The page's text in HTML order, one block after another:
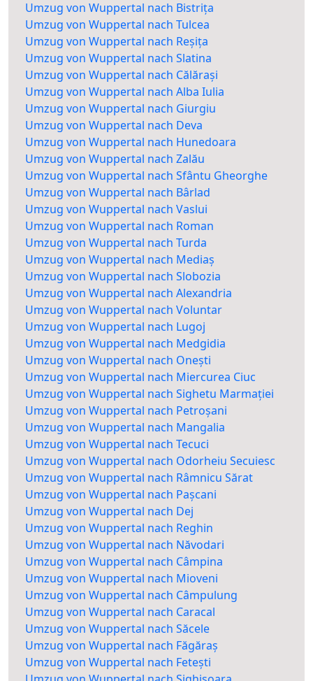
Umzug von Wuppertal nach Bistrița
Umzug von Wuppertal nach Tulcea
Umzug von Wuppertal nach Reșița
Umzug von Wuppertal nach Slatina
Umzug von Wuppertal nach Călărași
Umzug von Wuppertal nach Alba Iulia
Umzug von Wuppertal nach Giurgiu
Umzug von Wuppertal nach Deva
Umzug von Wuppertal nach Hunedoara
Umzug von Wuppertal nach Zalău
Umzug von Wuppertal nach Sfântu Gheorghe
Umzug von Wuppertal nach Bârlad
Umzug von Wuppertal nach Vaslui
Umzug von Wuppertal nach Roman
Umzug von Wuppertal nach Turda
Umzug von Wuppertal nach Mediaș
Umzug von Wuppertal nach Slobozia
Umzug von Wuppertal nach Alexandria
Umzug von Wuppertal nach Voluntar
Umzug von Wuppertal nach Lugoj
Umzug von Wuppertal nach Medgidia
Umzug von Wuppertal nach Onești
Umzug von Wuppertal nach Miercurea Ciuc
Umzug von Wuppertal nach Sighetu Marmației
Umzug von Wuppertal nach Petroșani
Umzug von Wuppertal nach Mangalia
Umzug von Wuppertal nach Tecuci
Umzug von Wuppertal nach Odorheiu Secuiesc
Umzug von Wuppertal nach Râmnicu Sărat
Umzug von Wuppertal nach Pașcani
Umzug von Wuppertal nach Dej
Umzug von Wuppertal nach Reghin
Umzug von Wuppertal nach Năvodari
Umzug von Wuppertal nach Câmpina
Umzug von Wuppertal nach Mioveni
Umzug von Wuppertal nach Câmpulung
Umzug von Wuppertal nach Caracal
Umzug von Wuppertal nach Săcele
Umzug von Wuppertal nach Făgăraș
Umzug von Wuppertal nach Fetești